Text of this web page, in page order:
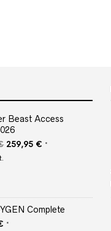
Beast Access
Ursprünglicher
259,95 € Aktueller
*
Complete
*